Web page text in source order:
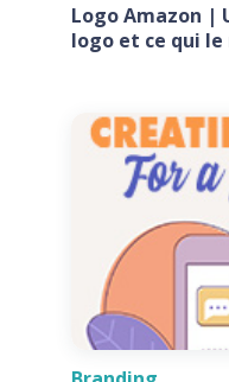
Logo Amazon |
logo et ce qui le